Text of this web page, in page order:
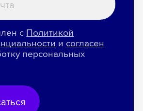
с Политикой
и согласен
персональных